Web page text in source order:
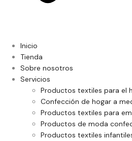
Inicio
Tienda
Sobre nosotros
Servicios
Productos textiles para el
Confección de hogar a
Productos textiles para
Productos de moda
Productos textiles